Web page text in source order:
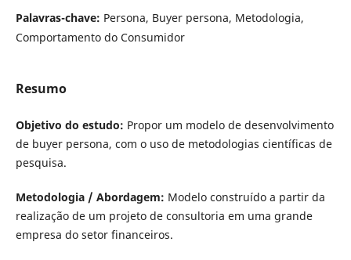
Palavras-chave: Persona, Buyer persona, Metodologia,
Comportamento do Consumidor
Resumo
Objetivo do estudo: Propor um modelo de desenvolvimento
de buyer persona, com o uso de metodologias científicas de
pesquisa.
Metodologia / Abordagem: Modelo construído a partir da
realização de um projeto de consultoria em uma grande
empresa do setor financeiros.